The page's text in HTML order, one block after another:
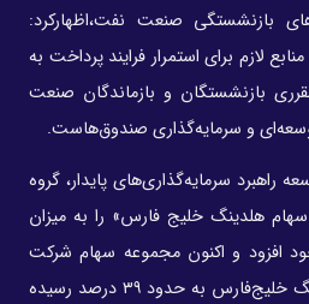
بازنشستگی صنعت نفت،اظهارکرد:
لازم برای استمرار فرایند پرداخت به
بازنشستگان و بازماندگان صنعت
و سرمایه‌گذاری صندوق‌هاست.
راهبرد سرمایه‌گذاری‌های پایدار، گروه
۱۲ درصدی سهام هلدینگ خلیج فارس» را به میزان
خود افزود و اکنون مجموعه سهام شرکت
سرمایه‌گذاری اهداف در هلدینگ خلیج‌فارس به حدود ۳۹ درصد رسیده